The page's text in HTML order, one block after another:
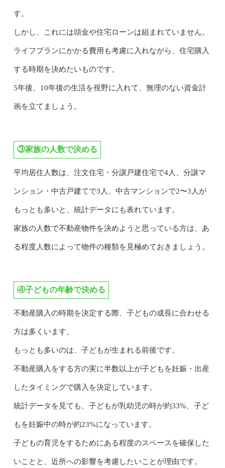
す。
しかし、これには頭金や住宅ローンは組まれていません。
ライフプランにかかる費用も考慮に入れながら、住宅購入
する時期を決めたいものです。
5年後、10年後の生活を視野に入れて、無理のない資金計
画を立てましょう。
③家族の人数で決める
平均居住人数は、注文住宅・分譲戸建住宅で4人、分譲マ
ンション・中古戸建てで3人、中古マンションで2〜3人が
もっとも多いと、統計データにも表れています。
家族の人数で不動産物件を決めようと思っている方は、あ
る程度人数によって物件の種類を見極めておきましょう。
④子どもの年齢で決める
不動産購入の時期を決定する際、子どもの成長に合わせる
方は多くいます。
もっとも多いのは、子どもが生まれる前後です。
不動産購入をする方の実に半数以上が子どもを妊娠・出産
したタイミングで購入を決定しています。
統計データを見ても、子どもが乳幼児の時が約33%、子ど
もを妊娠中の時が約23%になっています。
子どもの育児をするためにある程度のスペースを確保した
いことと、近所への影響を考慮したいことが理由です。